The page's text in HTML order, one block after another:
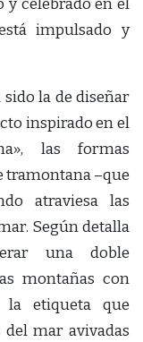
y celebrado en el
impulsado y
la de diseñar
inspirado en el
las formas
tramontana –que
atraviesa las
Según detalla
una doble
montañas con
la etiqueta que
del mar avivadas